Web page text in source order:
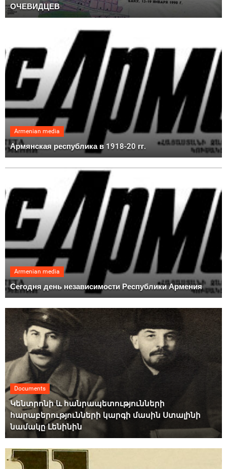
ОЧЕВИДЦЕВ
Armenian media
Армянская республика в 1918-20 гг.
Armenian media
Сегодня день независимости Республики Армения
Documents
Կենտրոնի և հանրապետությունների
հարաբերությունների կարգի մասին Ստալինի
նամակը Լենինին